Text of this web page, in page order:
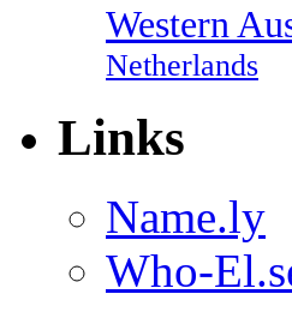
Western
Netherlands
Links
Name.ly
Who-